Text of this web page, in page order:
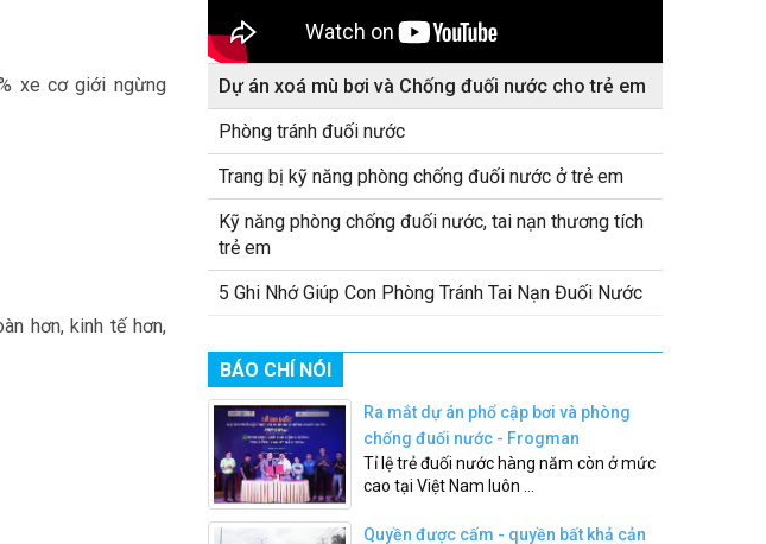
xe cơ giới ngừng
hơn, kinh tế hơn,
Dự án xoá mù bơi và Chống đuối nước cho trẻ em
Phòng tránh đuối nước
Trang bị kỹ năng phòng chống đuối nước ở trẻ em
Kỹ năng phòng chống đuối nước, tai nạn thương tích
trẻ em
5 Ghi Nhớ Giúp Con Phòng Tránh Tai Nạn Đuối Nước
BÁO CHÍ NÓI
Ra mắt dự án phổ cập bơi và phòng
chống đuối nước - Frogman
Tỉ lệ trẻ đuối nước hàng năm còn ở mức
cao tại Việt Nam luôn ...
Quyền được cấm - quyền bất khả cản